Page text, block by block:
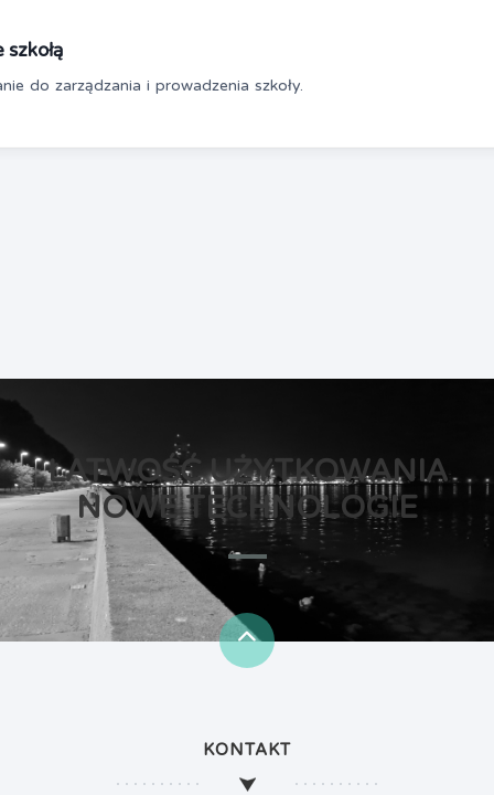
do zarządzania i prowadzenia szkoły.
ŁATWOŚĆ UŻYTKOWANIA
NOWE TECHNOLOGIE
KONTAKT